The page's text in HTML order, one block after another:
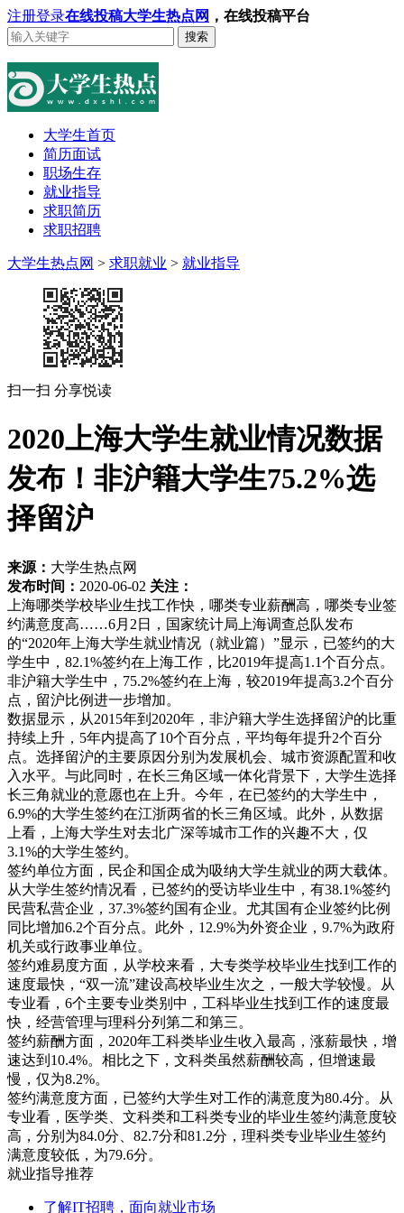
注册登录在线投稿大学生热点网 ，在线投稿平台
搜索
大学生首页
简历面试
职场生存
就业指导
求职简历
求职招聘
大学生热点网 > 求职就业 > 就业指导
扫一扫 分享悦读
2020上海大学生就业情况数据
发布！非沪籍大学生75.2%选
择留沪
来源： 大学生热点网
发布时间： 2020-06-02 关注：
上海哪类学校毕业生找工作快，哪类专业薪酬高，哪类专业签
约满意度高……6月2日，国家统计局上海调查总队发布
的“2020年上海大学生就业情况（就业篇）”显示，已签约的大
学生中，82.1%签约在上海工作，比2019年提高1.1个百分点。
非沪籍大学生中，75.2%签约在上海，较2019年提高3.2个百分
点，留沪比例进一步增加。
数据显示，从2015年到2020年，非沪籍大学生选择留沪的比重
持续上升，5年内提高了10个百分点，平均每年提升2个百分
点。选择留沪的主要原因分别为发展机会、城市资源配置和收
入水平。与此同时，在长三角区域一体化背景下，大学生选择
长三角就业的意愿也在上升。今年，在已签约的大学生中，
6.9%的大学生签约在江浙两省的长三角区域。此外，从数据
上看，上海大学生对去北广深等城市工作的兴趣不大，仅
3.1%的大学生签约。
签约单位方面，民企和国企成为吸纳大学生就业的两大载体。
从大学生签约情况看，已签约的受访毕业生中，有38.1%签约
民营私营企业，37.3%签约国有企业。尤其国有企业签约比例
同比增加6.2个百分点。此外，12.9%为外资企业，9.7%为政府
机关或行政事业单位。
签约难易度方面，从学校来看，大专类学校毕业生找到工作的
速度最快，“双一流”建设高校毕业生次之，一般大学较慢。从
专业看，6个主要专业类别中，工科毕业生找到工作的速度最
快，经营管理与理科分列第二和第三。
签约薪酬方面，2020年工科类毕业生收入最高，涨薪最快，增
速达到10.4%。相比之下，文科类虽然薪酬较高，但增速最
慢，仅为8.2%。
签约满意度方面，已签约大学生对工作的满意度为80.4分。从
专业看，医学类、文科类和工科类专业的毕业生签约满意度较
高，分别为84.0分、82.7分和81.2分，理科类专业毕业生签约
满意度较低，为79.6分。
就业指导推荐
了解IT招聘，面向就业市场